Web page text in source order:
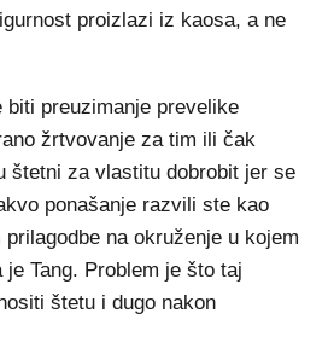
proizlazi iz kaosa, a ne
biti preuzimanje prevelike
žrtvovanje za tim ili čak
štetni za vlastitu dobrobit jer se
ponašanje razvili ste kao
na okruženje u kojem
Tang. Problem je što taj
štetu i dugo nakon